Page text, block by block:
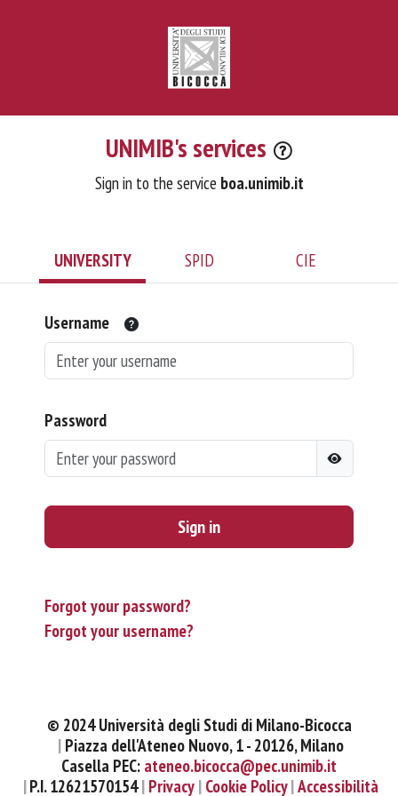
UNIMIB's services
Sign in to the service boa.unimib.it
UNIVERSITY SPID CIE
Username
Password
Sign in
Forgot your password?
Forgot your username?
© 2024 Università degli Studi di Milano-Bicocca
Piazza dell'Ateneo Nuovo, 1 - 20126, Milano
Casella PEC: ateneo.bicocca@pec.unimib.it
P.I. 12621570154 Privacy Cookie Policy Accessibilità